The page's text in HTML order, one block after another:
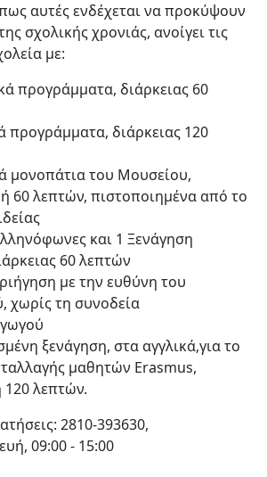
αυτές ενδέχεται να προκύψουν
σχολικής χρονιάς, ανοίγει τις
με:
προγράμματα, διάρκειας 60
προγράμματα, διάρκειας 120
μονοπάτια του Μουσείου,
ή 60 λεπτών, πιστοποιημένα από το
και 1 Ξενάγηση
60 λεπτών
με την ευθύνη του
χωρίς τη συνοδεία
ξενάγηση, στα αγγλικά,για το
μαθητών Erasmus,
120 λεπτών.
2810-393630,
09:00 - 15:00